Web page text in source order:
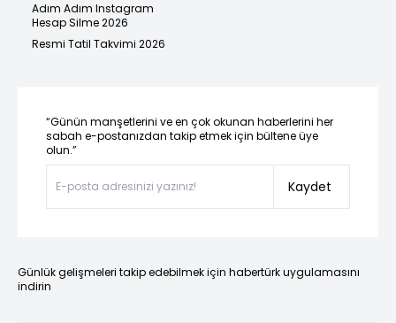
Adım Adım Instagram
Hesap Silme 2026
Resmi Tatil Takvimi 2026
“Günün manşetlerini ve en çok okunan haberlerini her
sabah e-postanızdan takip etmek için bültene üye
olun.”
Kaydet
Günlük gelişmeleri takip edebilmek için habertürk uygulamasını
indirin